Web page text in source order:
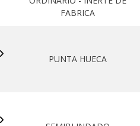
FABRICA
PUNTA HUECA